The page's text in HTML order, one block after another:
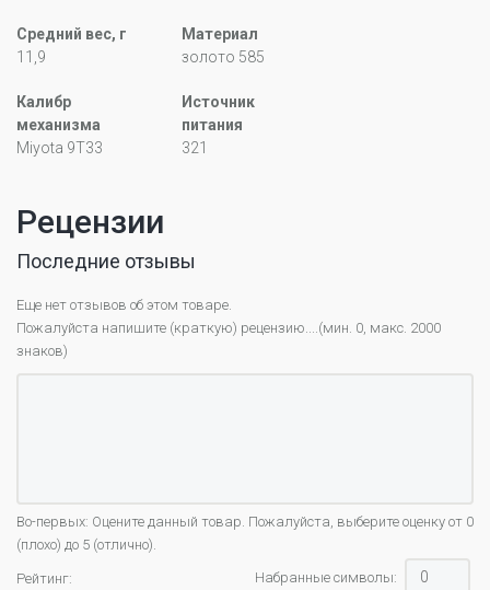
Средний вес, г
11,9
Материал
золото 585
Калибр
механизма
Miyota 9T33
Источник
питания
321
Рецензии
Последние отзывы
Еще нет отзывов об этом товаре.
Пожалуйста напишите (краткую) рецензию....(мин. 0, макс. 2000
знаков)
Во-первых: Оцените данный товар. Пожалуйста, выберите оценку от 0
(плохо) до 5 (отлично).
Рейтинг: Набранные символы: